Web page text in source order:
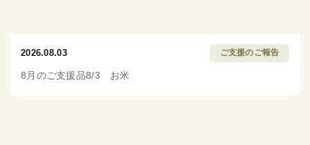
2026.08.03 ご支援のご報告
8月のご支援品8/3 お米